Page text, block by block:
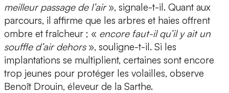
meilleur passage de l’air», signale-t-il. Quant aux
parcours, il affirme que les arbres et haies offrent
ombre et fraîcheur ; « encore faut-il qu’il y ait un
souffle d’air dehors», souligne-t-il. Si les
implantations se multiplient, certaines sont encore
trop jeunes pour protéger les volailles, observe
Benoît Drouin, éleveur de la Sarthe.